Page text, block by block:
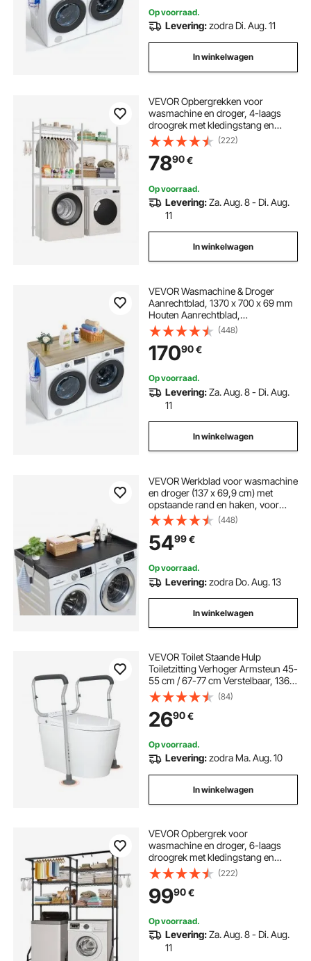
Op voorraad.
Levering:zodra Di. Aug. 11
In winkelwagen
VEVOR Opbergrekken voor
wasmachine en droger, 4-laags
droogrek met kledingstang en
haken, verstelbare planken voor
wasmachine met twee niveaus,
voor opslag en organisatie, wit
(222)
7890€
Op voorraad.
Levering:Za. Aug. 8 - Di. Aug.
11
In winkelwagen
VEVOR Wasmachine & Droger
Aanrechtblad, 1370 x 700 x 69 mm
Houten Aanrechtblad,
Waterbestendige Wasmachinehoes
met Antislip Pads, voor
Opbergruimte, Eiken Kleur
(448)
17090€
Op voorraad.
Levering:Za. Aug. 8 - Di. Aug.
11
In winkelwagen
VEVOR Werkblad voor wasmachine
en droger (137 x 69,9 cm) met
opstaande rand en haken, voor
organisatie en opbergruimte in
linnenkast, voorraadkast of
keukenblad, draagvermogen tot 113
kg, zwart
(448)
5499€
Op voorraad.
Levering:zodra Do. Aug. 13
In winkelwagen
VEVOR Toilet Staande Hulp
Toiletzitting Verhoger Armsteun 45-
55 cm / 67-77 cm Verstelbaar, 136
kg Draagvermogen Robuuste Toilet
Staande Hulp Toilet Handgrepen
Toiletzitting Verhoger WC
Handgreep
(84)
2690€
Op voorraad.
Levering:zodra Ma. Aug. 10
In winkelwagen
VEVOR Opbergrek voor
wasmachine en droger, 6-laags
droogrek met kledingstang en
haken, tweelaags en verstelbare
planken voor wasmachine voor
opslag en organisatie, zwart
(222)
9990€
Op voorraad.
Levering:Za. Aug. 8 - Di. Aug.
11